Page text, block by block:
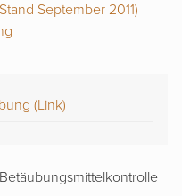
September 2011)
(Link)